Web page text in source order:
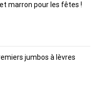
marron pour les fêtes !
jumbos à lèvres